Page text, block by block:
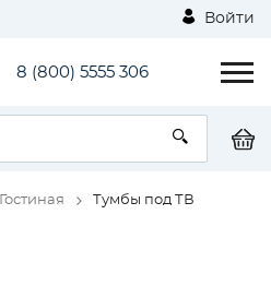
Войти
8 (800) 5555 306
Гостиная Тумбы под ТВ